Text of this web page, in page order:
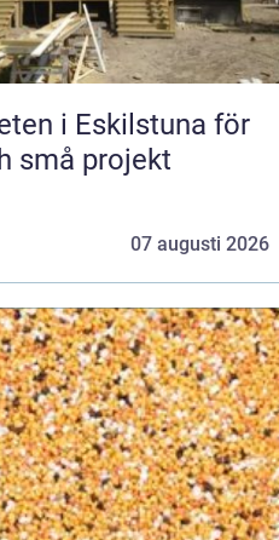
i Eskilstuna för
små projekt
07 augusti 2026